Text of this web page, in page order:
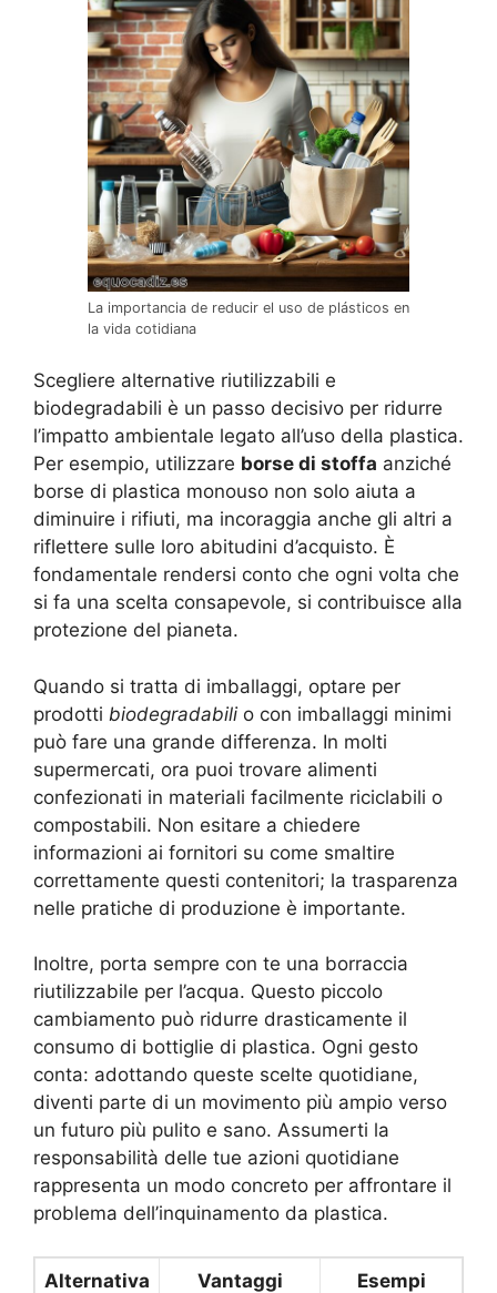
La importancia de reducir el uso de plásticos en
la vida cotidiana
Scegliere alternative riutilizzabili e
biodegradabili è un passo decisivo per ridurre
l’impatto ambientale legato all’uso della plastica.
Per esempio, utilizzare borse di stoffa anziché
borse di plastica monouso non solo aiuta a
diminuire i rifiuti, ma incoraggia anche gli altri a
riflettere sulle loro abitudini d’acquisto. È
fondamentale rendersi conto che ogni volta che
si fa una scelta consapevole, si contribuisce alla
protezione del pianeta.
Quando si tratta di imballaggi, optare per
prodotti biodegradabili o con imballaggi minimi
può fare una grande differenza. In molti
supermercati, ora puoi trovare alimenti
confezionati in materiali facilmente riciclabili o
compostabili. Non esitare a chiedere
informazioni ai fornitori su come smaltire
correttamente questi contenitori; la trasparenza
nelle pratiche di produzione è importante.
Inoltre, porta sempre con te una borraccia
riutilizzabile per l’acqua. Questo piccolo
cambiamento può ridurre drasticamente il
consumo di bottiglie di plastica. Ogni gesto
conta: adottando queste scelte quotidiane,
diventi parte di un movimento più ampio verso
un futuro più pulito e sano. Assumerti la
responsabilità delle tue azioni quotidiane
rappresenta un modo concreto per affrontare il
problema dell’inquinamento da plastica.
Alternativa Vantaggi Esempi